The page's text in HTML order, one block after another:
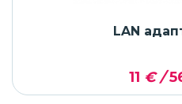
LAN
11 € /